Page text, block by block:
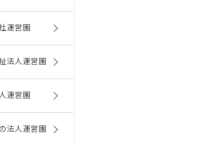
運営園
法人運営園
運営園
法人運営園